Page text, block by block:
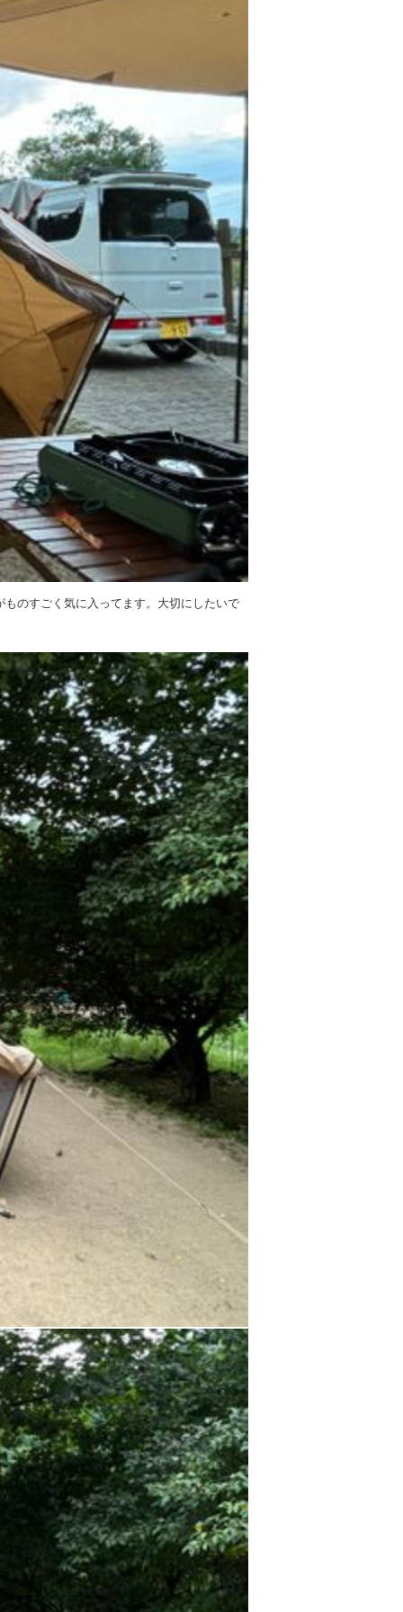
のすごく気に入ってます。大切にしたいで